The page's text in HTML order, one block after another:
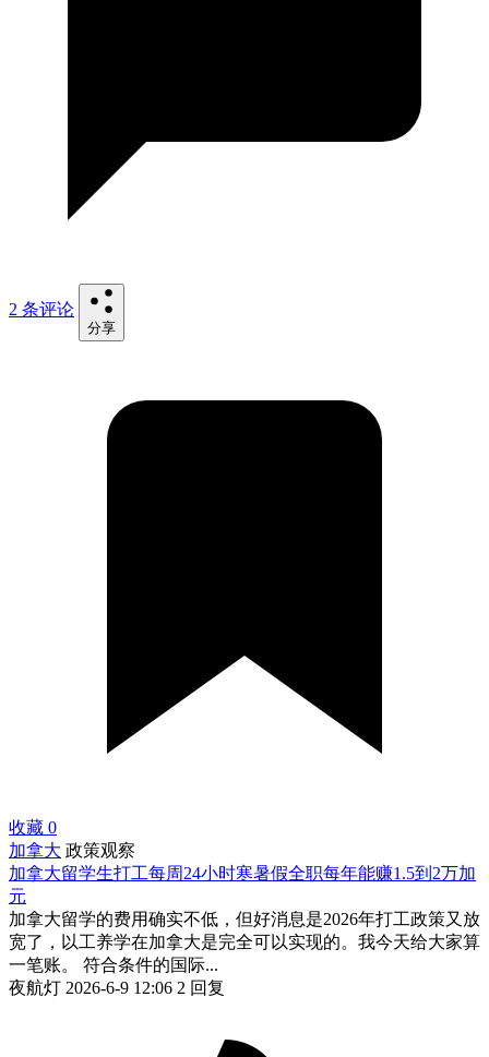
2 条评论
分享
收藏 0
加拿大 政策观察
加拿大留学生打工每周24小时寒暑假全职每年能赚1.5到2万加
元
加拿大留学的费用确实不低，但好消息是2026年打工政策又放
宽了，以工养学在加拿大是完全可以实现的。我今天给大家算
一笔账。 符合条件的国际...
夜航灯 2026-6-9 12:06 2 回复